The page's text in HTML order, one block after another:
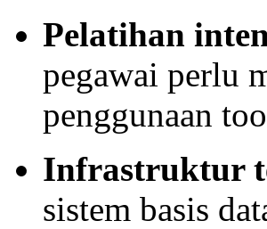
Pelatihan
pegawai perlu
penggunaan
Infrastruktur
sistem basis